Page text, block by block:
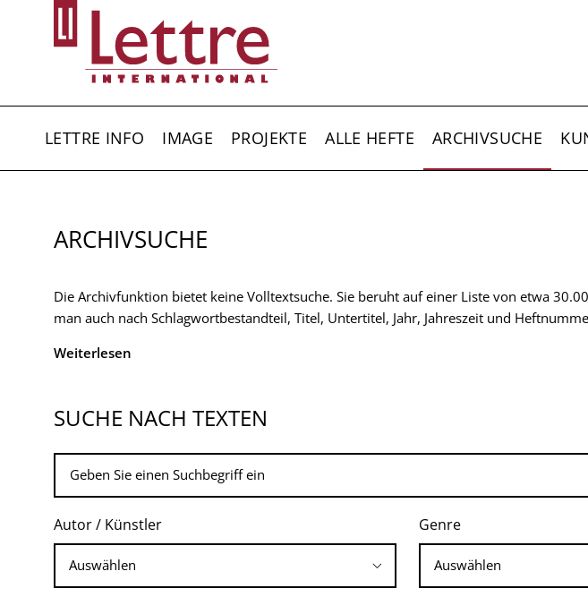
LETTRE INFO IMAGE PROJEKTE ALLE HEFTE ARCHIVSUCHE
ARCHIVSUCHE
Die Archivfunktion bietet keine Volltextsuche. Sie beruht auf einer Liste von etwa
man auch nach Schlagwortbestandteil, Titel, Untertitel, Jahr, Jahreszeit und
Weiterlesen
SUCHE NACH TEXTEN
Autor / Künstler Genre